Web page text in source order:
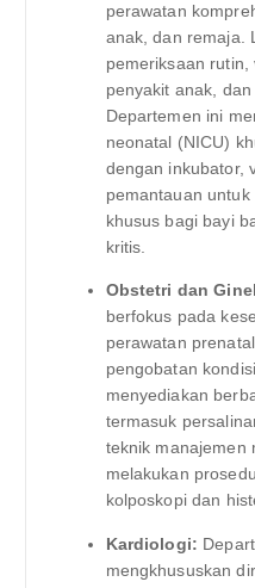
perawatan
anak, dan remaja.
pemeriksaan
penyakit anak,
Departemen ini
neonatal (NICU)
dengan inkubator,
pemantauan
khusus bagi bayi
kritis.
Obstetri dan
berfokus pada
perawatan
pengobatan
menyediakan
termasuk
teknik manajemen
melakukan
kolposkopi dan
Kardiologi:
mengkhususkan